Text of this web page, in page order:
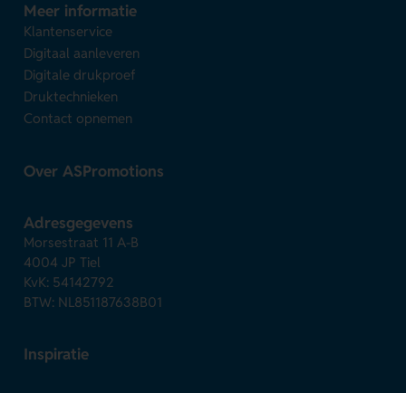
Meer informatie
Klantenservice
Digitaal aanleveren
Digitale drukproef
Druktechnieken
Contact opnemen
Over ASPromotions
Adresgegevens
Morsestraat 11 A-B
4004 JP Tiel
KvK: 54142792
BTW: NL851187638B01
Inspiratie